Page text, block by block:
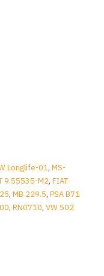
Longlife-01, MS-
9.55535-M2, FIAT
, MB 229.5, PSA B71
, RN0710, VW 502